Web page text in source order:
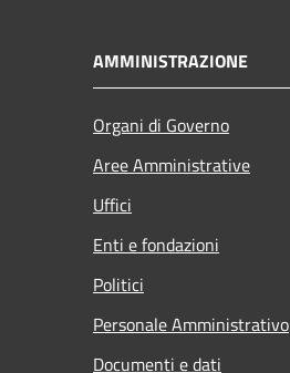
AMMINISTRAZIONE
Organi di Governo
Aree Amministrative
Uffici
Enti e fondazioni
Politici
Personale Amministrativo
Documenti e dati